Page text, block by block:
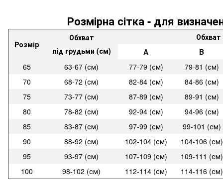
Розмірна cітка - для
Розмір
Обхват
під грудьми (см)
A
B
65
63-67 (см) 77-79 (см)
79-81 (см)
70
68-72 (см) 82-84 (см)
84-86 (см)
75
73-77 (см) 87-89 (см)
89-91 (см)
80
78-82 (см) 92-94 (см)
94-96 (см)
85
83-87 (см) 97-99 (см)
99-101 (см)
90
88-92 (см) 102-104 (см)
104-106 (см)
95
93-97 (см) 107-109 (см)
109-111 (см)
100
98-102 (см) 112-114 (см) 114-116 (см)